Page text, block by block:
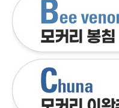
- 척추전방
이 치료하
- 척추협착
요?